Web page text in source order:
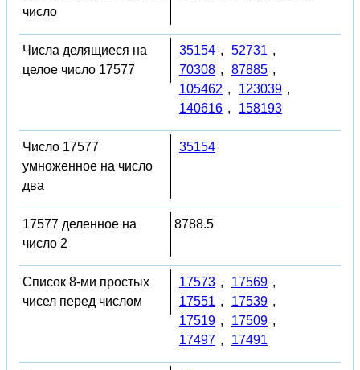
число
Числа делящиеся на
целое число 17577
35154 , 52731 ,
70308 , 87885 ,
105462 , 123039 ,
140616 , 158193
Число 17577
умноженное на число
два
35154
17577 деленное на
число 2
8788.5
Список 8-ми простых
чисел перед числом
17573 , 17569 ,
17551 , 17539 ,
17519 , 17509 ,
17497 , 17491